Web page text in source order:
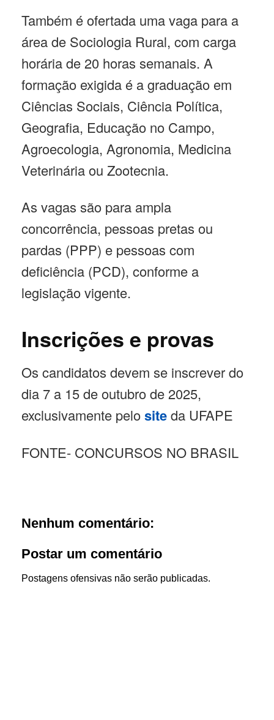
Também é ofertada uma vaga para a
área de Sociologia Rural, com carga
horária de 20 horas semanais. A
formação exigida é a graduação em
Ciências Sociais, Ciência Política,
Geografia, Educação no Campo,
Agroecologia, Agronomia, Medicina
Veterinária ou Zootecnia.
As vagas são para ampla
concorrência, pessoas pretas ou
pardas (PPP) e pessoas com
deficiência (PCD), conforme a
legislação vigente.
Inscrições e provas
Os candidatos devem se inscrever do
dia 7 a 15 de outubro de 2025,
exclusivamente pelositeda UFAPE
FONTE- CONCURSOS NO BRASIL
Nenhum comentário:
Postar um comentário
Postagens ofensivas não serão publicadas.